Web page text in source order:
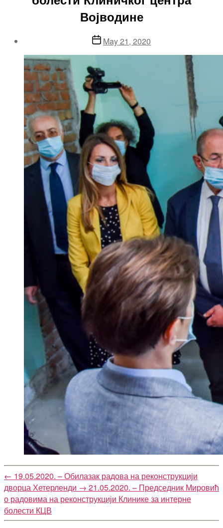
Војводине
PostMay 21, 2020
← 19.05.2020. – Обилазак радова на реконструкцији
дворца Хетерленди → 21.05.2020. – Председник Мировић
о радовима на реконструкцији Клинике за интерне
болести КЦВ